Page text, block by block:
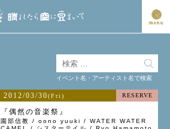
2012/03/30(Fri) RESERVE
『偶然の音楽祭』
園部信教 / oono yuuki / WATER WATER
イベント名・アーティスト名で検索